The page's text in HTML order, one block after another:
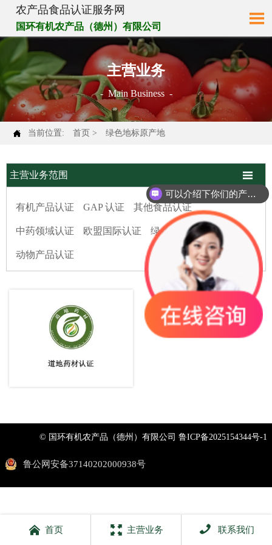
农产品食品认证服务网
国环有机农产品（德州）有限公司 
主营业务
- Main Business -
 当前位置: 首页 > 绿色地标原产地
主营业务范围 
有机产品认证 GAP 认证 其他食品认证
中药领域认证 欧盟国际认证 绿色地标原产地
动物产品认证
© 国环有机农产品（德州）有限公司 鲁ICP备2025154344号-1
鲁公网安备37140202000938号
 首页  主营业务  联系我们
可以介绍下你们的产品么